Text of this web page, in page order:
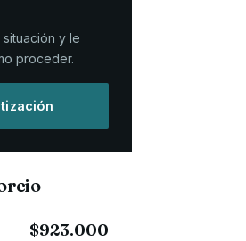
y le
proceder.
$923.000